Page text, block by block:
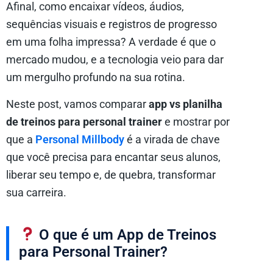
Afinal, como encaixar vídeos, áudios,
sequências visuais e registros de progresso
em uma folha impressa? A verdade é que o
mercado mudou, e a tecnologia veio para dar
um mergulho profundo na sua rotina.
Neste post, vamos comparar app vs planilha
de treinos para personal trainer e mostrar por
que a Personal Millbody é a virada de chave
que você precisa para encantar seus alunos,
liberar seu tempo e, de quebra, transformar
sua carreira.
O que é um App de Treinos
para Personal Trainer?